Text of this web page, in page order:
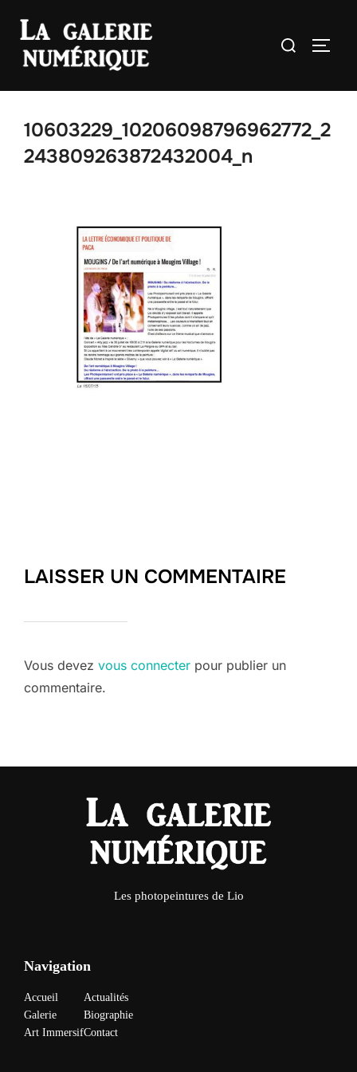
contenu
Rechercher :
10603229_10206098796962772_2
243809263872432004_n
LAISSER UN COMMENTAIRE
Vous devez vous connecter pour publier un
commentaire.
Les photopeintures de Lio
Navigation
Accueil
Galerie
Art Immersif
Actualités
Biographie
Contact